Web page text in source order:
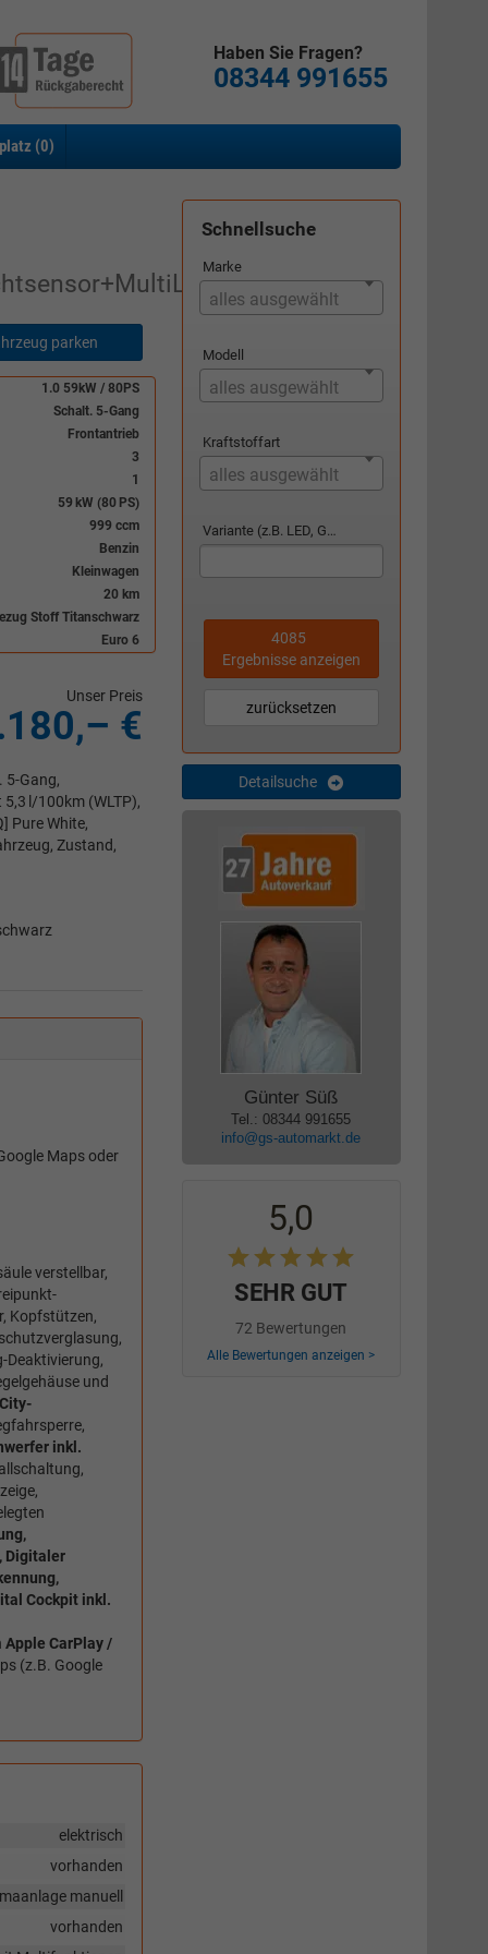
Haben Sie Fragen?
08344 991655
(0)
parken
1.0 59kW / 80PS
Schalt. 5-Gang
Frontantrieb
3
1
59 kW (80 PS)
999 ccm
Benzin
Kleinwagen
20 km
Stoff Titanschwarz
Euro 6
Unser Preis
€
5-Gang,
l/100km (WLTP),
Pure White,
Zustand,
Maps oder
verstellbar,
Kopfstützen,
Deaktivierung,
und
inkl.
Digitaler
Cockpit inkl.
Apple CarPlay /
(z.B. Google
elektrisch
vorhanden
manuell
vorhanden
Schnellsuche
Marke
alles ausgewählt
Modell
alles ausgewählt
Kraftstoffart
alles ausgewählt
Variante (z.B. LED, GTI, Facelift...)
4085
Ergebnisse anzeigen
zurücksetzen
Detailsuche
Günter Süß
Tel.: 08344 991655
info@gs-automarkt.de
5,0
SEHR GUT
72 Bewertungen
Alle Bewertungen anzeigen >